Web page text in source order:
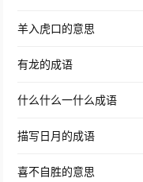
羊入虎口的意思
有龙的成语
什么什么一什么成语
描写日月的成语
喜不自胜的意思